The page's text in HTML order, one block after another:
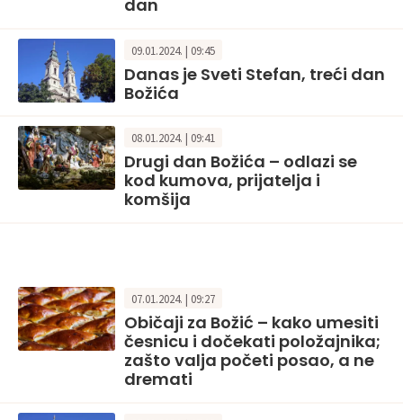
dan
09.01.2024. | 09:45
Danas je Sveti Stefan, treći dan
Božića
08.01.2024. | 09:41
Drugi dan Božića – odlazi se
kod kumova, prijatelja i
komšija
07.01.2024. | 09:27
Običaji za Božić – kako umesiti
česnicu i dočekati položajnika;
zašto valja početi posao, a ne
dremati